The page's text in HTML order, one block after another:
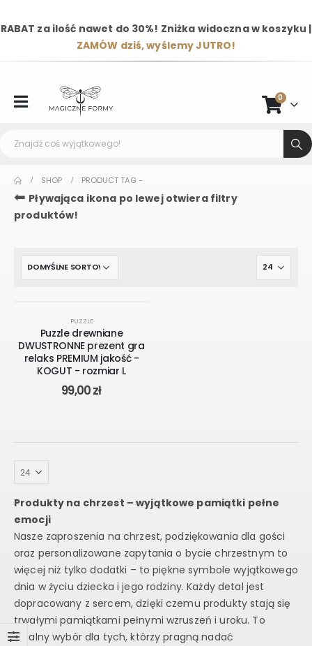
RABAT za ilość nawet do 30%! Zniżka widoczna w koszyku |
ZAMÓW dziś, wyślemy JUTRO!
0
SHOP PRODUCT TAG -
⬅ Pływająca ikona po lewej otwiera filtry
produktów!
PUZZLE
Puzzle drewniane
DWUSTRONNE prezent gra
relaks PREMIUM jakość -
KOGUT - rozmiar L
99,00zł
Produkty na chrzest – wyjątkowe pamiątki pełne
emocji
Nasze zaproszenia na chrzest, podziękowania dla gości
oraz personalizowane zapytania o bycie chrzestnym to
więcej niż tylko dodatki – to piękne symbole wyjątkowego
dnia w życiu dziecka i jego rodziny. Każdy detal jest
dopracowany z sercem, dzięki czemu produkty stają się
trwałymi pamiątkami pełnymi wzruszeń i uroku. To
idealny wybór dla tych, którzy pragną nadać